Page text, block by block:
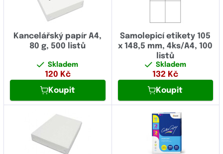
Kancelářský papír A4,
80 g, 500 listů
Skladem
120 Kč
Koupit
Samolepicí etikety 105
x 148,5 mm, 4ks/A4, 100
listů
Skladem
132 Kč
Koupit